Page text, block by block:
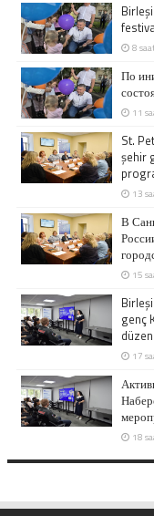
8
По
11
St.
şehir
13
В
15
genç
17
18